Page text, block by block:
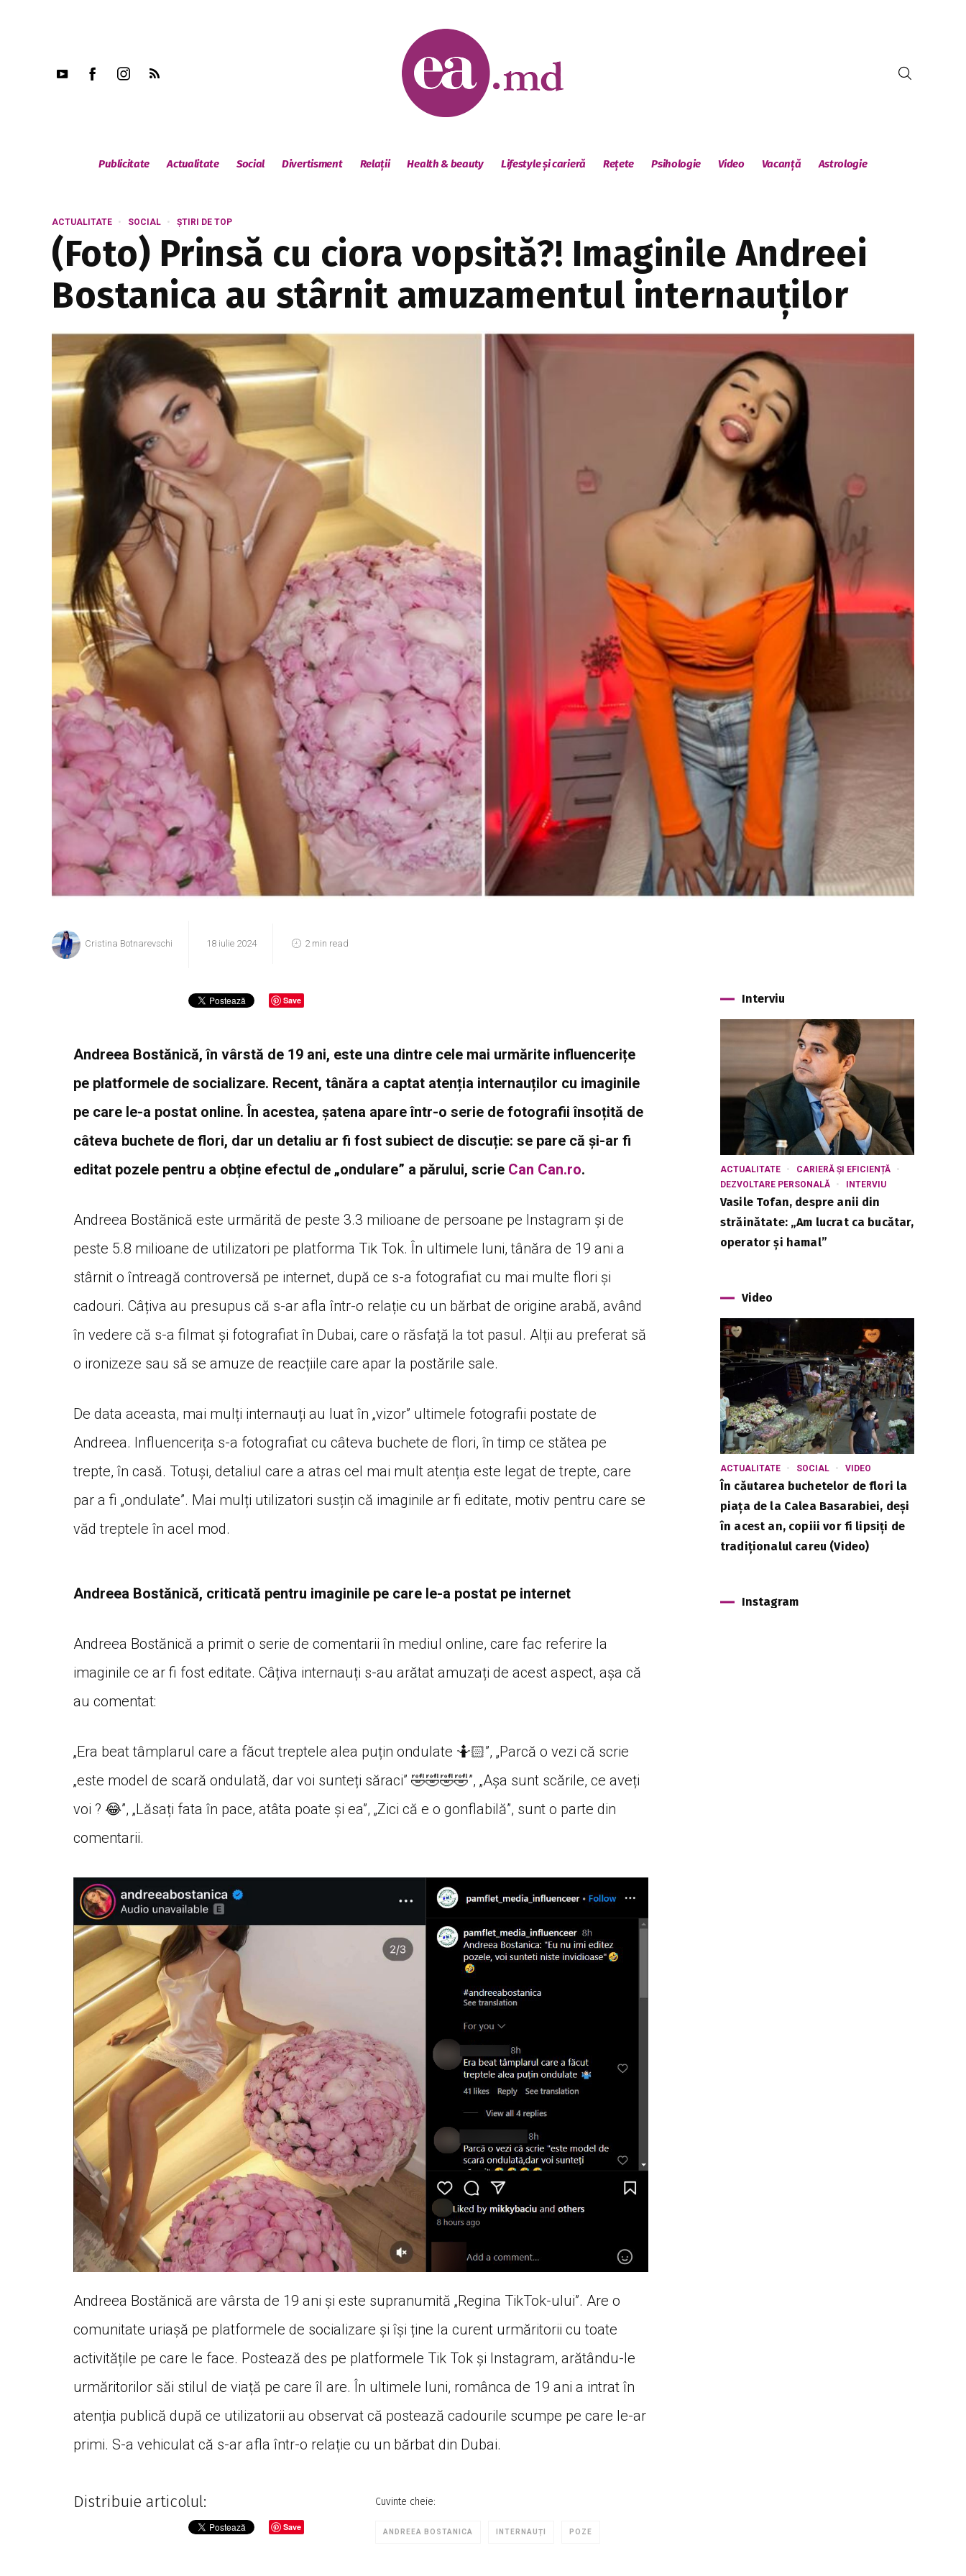
Publicitate Actualitate Social Divertisment Relații Health & beauty Lifestyle și carieră Rețete Psihologie Video Vacanță Astrologie
ACTUALITATE SOCIAL ȘTIRI DE TOP
(Foto) Prinsă cu ciora vopsită?! Imaginile Andreei
Bostanica au stârnit amuzamentul internauților
Cristina Botnarevschi 18 iulie 2024 2 min read
Save
Andreea Bostănică, în vârstă de 19 ani, este una dintre cele mai urmărite influencerițe
pe platformele de socializare. Recent, tânăra a captat atenția internauților cu imaginile
pe care le-a postat online. În acestea, șatena apare într-o serie de fotografii însoțită de
câteva buchete de flori, dar un detaliu ar fi fost subiect de discuție: se pare că și-ar fi
editat pozele pentru a obține efectul de „ondulare” a părului, scrie Can Can.ro.
Andreea Bostănică este urmărită de peste 3.3 milioane de persoane pe Instagram și de
peste 5.8 milioane de utilizatori pe platforma Tik Tok. În ultimele luni, tânăra de 19 ani a
stârnit o întreagă controversă pe internet, după ce s-a fotografiat cu mai multe flori și
cadouri. Câțiva au presupus că s-ar afla într-o relație cu un bărbat de origine arabă, având
în vedere că s-a filmat și fotografiat în Dubai, care o răsfață la tot pasul. Alții au preferat să
o ironizeze sau să se amuze de reacțiile care apar la postările sale.
De data aceasta, mai mulți internauți au luat în „vizor” ultimele fotografii postate de
Andreea. Influencerița s-a fotografiat cu câteva buchete de flori, în timp ce stătea pe
trepte, în casă. Totuși, detaliul care a atras cel mai mult atenția este legat de trepte, care
par a fi „ondulate”. Mai mulți utilizatori susțin că imaginile ar fi editate, motiv pentru care se
văd treptele în acel mod.
Andreea Bostănică, criticată pentru imaginile pe care le-a postat pe internet
Andreea Bostănică a primit o serie de comentarii în mediul online, care fac referire la
imaginile ce ar fi fost editate. Câțiva internauți s-au arătat amuzați de acest aspect, așa că
au comentat:
„Era beat tâmplarul care a făcut treptele alea puțin ondulate 🤷🏻‍”, „Parcă o vezi că scrie
„este model de scară ondulată, dar voi sunteți săraci” 🤣🤣🤣🤣”, „Așa sunt scările, ce aveți
voi ? 😂”, „Lăsați fata în pace, atâta poate și ea”, „Zici că e o gonflabilă”, sunt o parte din
comentarii.
Andreea Bostănică are vârsta de 19 ani și este supranumită „Regina TikTok-ului”. Are o
comunitate uriașă pe platformele de socializare și își ține la curent urmăritorii cu toate
activitățile pe care le face. Postează des pe platformele Tik Tok și Instagram, arătându-le
urmăritorilor săi stilul de viață pe care îl are. În ultimele luni, românca de 19 ani a intrat în
atenția publică după ce utilizatorii au observat că postează cadourile scumpe pe care le-ar
primi. S-a vehiculat că s-ar afla într-o relație cu un bărbat din Dubai.
Distribuie articolul:
Save
Cuvinte cheie:
ANDREEA BOSTANICA INTERNAUȚI POZE
Interviu
ACTUALITATE
CARIERĂ ȘI EFICIENȚĂ
DEZVOLTARE PERSONALĂ
INTERVIU
Vasile Tofan, despre anii din
străinătate: „Am lucrat ca bucătar,
operator și hamal”
Video
ACTUALITATE SOCIAL VIDEO
În căutarea buchetelor de flori la
piața de la Calea Basarabiei, deși
în acest an, copiii vor fi lipsiți de
tradiționalul careu (Video)
Instagram